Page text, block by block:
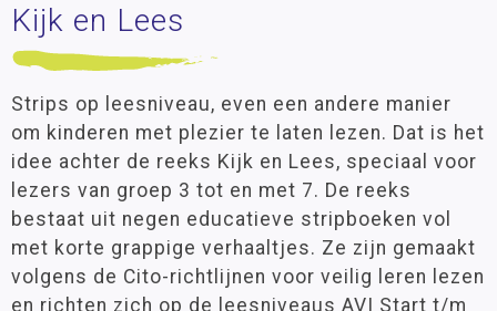
Taal
Dyslexie
Informatief lezen
Kinheim
Leesboeken
Leesparade
Oefenstof
Groepen
Groep 3
Groep 4(11)
Groep 5(9)
Groep 6 (7)
Groep 7(6)
Leeftijd
6 - 9 jaar(16)
9 - 12 jaar(5)
Kijk en Lees
Strips op leesniveau, even een andere manier
om kinderen met plezier te laten lezen. Dat is het
idee achter de reeks Kijk en Lees, speciaal voor
lezers van groep 3 tot en met 7. De reeks
bestaat uit negen educatieve stripboeken vol
met korte grappige verhaaltjes. Ze zijn gemaakt
volgens de Cito-richtlijnen voor veilig leren lezen
en richten zich op de leesniveaus AVI Start t/m